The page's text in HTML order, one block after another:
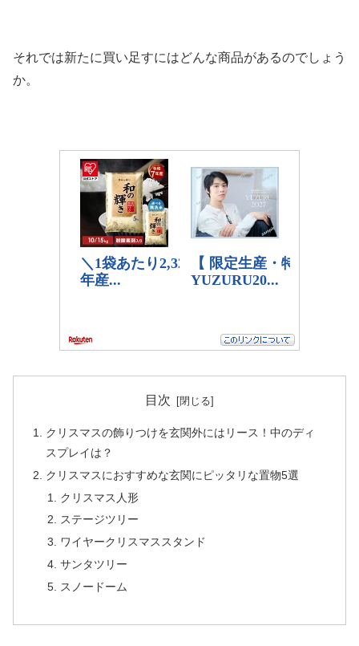
それでは新たに買い足すにはどんな商品があるのでしょう
か。
目次
クリスマスの飾りつけを玄関外にはリース！中のディ
スプレイは？
クリスマスにおすすめな玄関にピッタリな置物5選
クリスマス人形
ステージツリー
ワイヤークリスマススタンド
サンタツリー
スノードーム